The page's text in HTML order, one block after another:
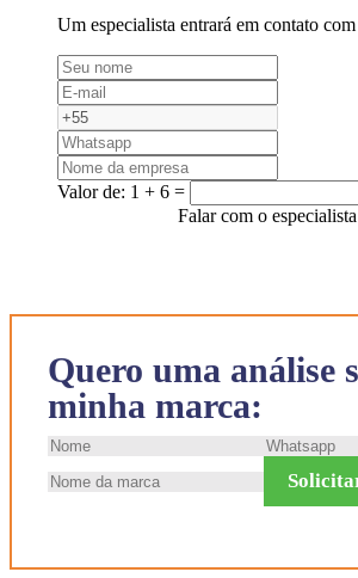
Quero uma análise
minha marca:
Um especialista entrará em contato
Valor de: 1 + 6 =
Falar com o especialista